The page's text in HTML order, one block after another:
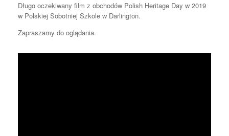
Długo oczekiwany film z obchodów Polish Heritage Day w 2019
w Polskiej Sobotniej Szkole w Darlington.
Zapraszamy do oglądania.